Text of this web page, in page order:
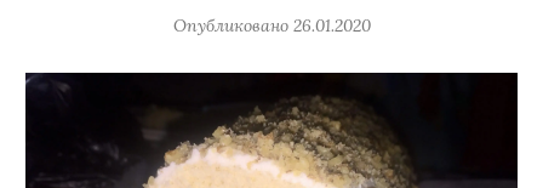
Опубликовано 26.01.2020